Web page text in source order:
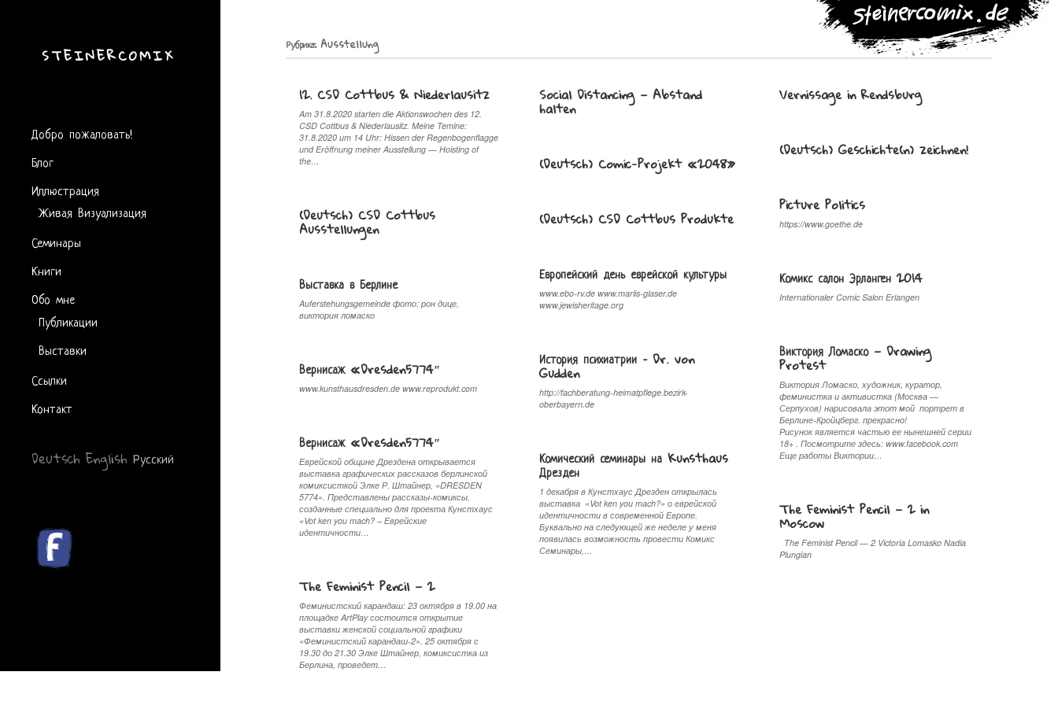
STEINERCOMIX
Добро пожаловать!
Блог
Иллюстрация
Живая Визуализация
Семинары
Книги
Обо мне
Публикации
Выставки
Ссылки
Контакт
Deutsch English Русский
Рубрика: Ausstellung
12. CSD Cottbus & Niederlausitz
Am 31.8.2020 starten die Aktionswochen des 12.
CSD Cottbus & Niederlausitz. Meine Temine:
31.8.2020 um 14 Uhr: Hissen der Regenbogenflagge
und Eröffnung meiner Ausstellung — Hoisting of
the…
Social Distancing — Abstand
halten
Vernissage in Rendsburg
(Deutsch) Geschichte(n) zeichnen!
(Deutsch) Comic-Projekt «2048»
Picture Politics
https://www.goethe.de
(Deutsch) CSD Cottbus
Ausstellungen (Deutsch) CSD Cottbus Produkte
Европейский день еврейской культуры
www.ebo-rv.de www.marlis-glaser.de
www.jewisheritage.org
Комикс салон Эрланген 2014
Internationaler Comic Salon Erlangen
Выставка в Берлине
Auferstehungsgemeinde фото: рон дице,
виктория ломаско
Виктория Ломаско — Drawing
Protest
Виктория Ломаско, художник, куратор,
феминистка и активистка (Москва —
Серпухов) нарисовала этот мой портрет в
Берлине-Кройцберг. прекрaсно!
Рисунок является частью ее нынешней серии
18+ . Посмотрите здесь: www.facebook.com
Еще работы Виктории…
История психиатрии – Dr. von
Gudden
http://fachberatung-heimatpflege.bezirk-
oberbayern.de
Вернисаж «Dresden5774″
www.kunsthausdresden.de www.reprodukt.com
Вернисаж «Dresden5774″
Еврейской общине Дрездена открывается
выставка графических рассказов берлинской
комиксисткой Элке Р. Штайнер, «DRESDEN
5774». Представлены рассказы-комиксы,
созданные специально для проекта Кунстхаус
«Vot ken you mach? – Еврейские
идентичности…
Комический семинары на Kunsthaus
Дрезден
1 декабря в Кунстхаус Дрезден открылась
выставка «Vot ken you mach?» о еврейской
идентичности в современной Европе.
Буквально на следующей же неделе у меня
появилась возможность провести Комикс
Семинары,…
The Feminist Pencil — 2 in
Moscow
The Feminist Pencil — 2 Victoria Lomasko Nadia
Plungian
The Feminist Pencil — 2
Феминистский карандаш: 23 октября в 19.00 на
площадке ArtPlay состоится открытие
выставки женской социальной графики
«Феминистский карандаш-2». 25 октября с
19.30 до 21.30 Элке Штайнер, комиксистка из
Берлина, проведет…